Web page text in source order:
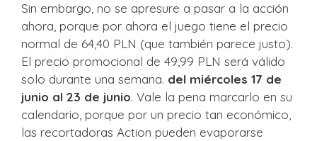
Sin embargo, no se apresure a pasar a la acción
ahora, porque por ahora el juego tiene el precio
normal de 64,40 PLN (que también parece justo).
El precio promocional de 49,99 PLN será válido
solo durante una semana. del miércoles 17 de
junio al 23 de junio. Vale la pena marcarlo en su
calendario, porque por un precio tan económico,
las recortadoras Action pueden evaporarse